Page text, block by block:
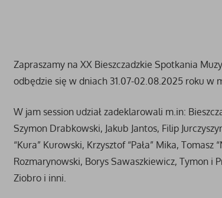
Zapraszamy na XX Bieszczadzkie Spotkania
odbędzie się w dniach 31.07-02.08.2025 roku w
W jam session udział zadeklarowali m.in:
Szymon Drabkowski, Jakub Jantos, Filip
“Kura” Kurowski, Krzysztof “Pała” Mika, Tomasz
Rozmarynowski, Borys Sawaszkiewicz, Tymon i
Ziobro i inni.